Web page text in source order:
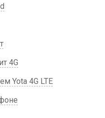
4G
Yota 4G LTE